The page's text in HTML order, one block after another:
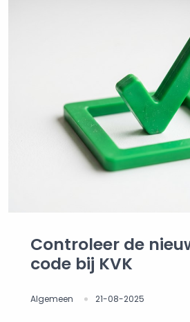
Controleer de
code bij KVK
Algemeen 21-08-2025